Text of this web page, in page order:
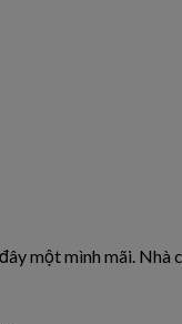
một mình mãi. Nhà